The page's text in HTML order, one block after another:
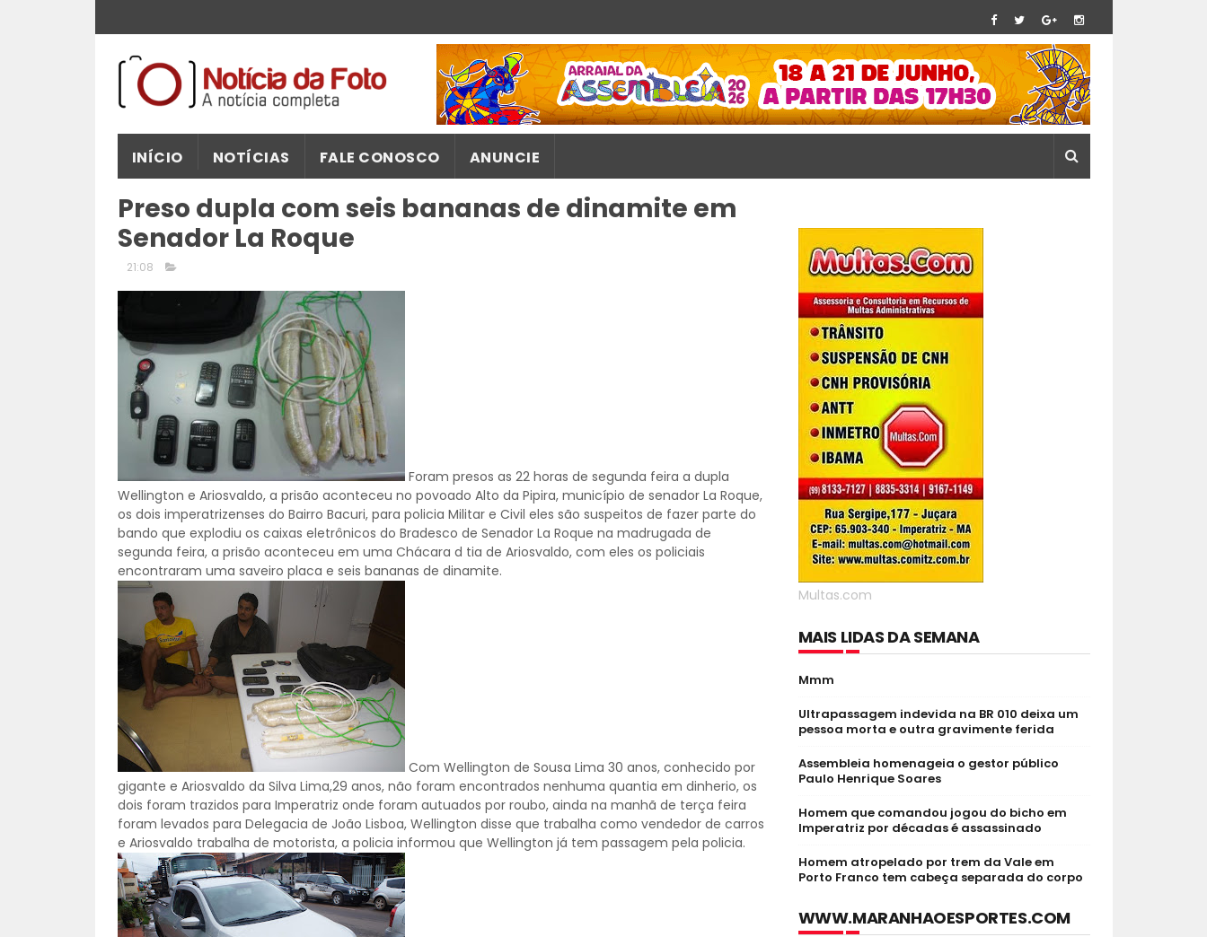
INÍCIO NOTÍCIAS FALE CONOSCO ANUNCIE
Preso dupla com seis bananas de dinamite em
Senador La Roque
21:08
Foram presos as 22 horas de segunda feira a dupla
Wellington e Ariosvaldo, a prisão aconteceu no povoado Alto da Pipira, município de senador La Roque,
os dois imperatrizenses do Bairro Bacuri, para policia Militar e Civil eles são suspeitos de fazer parte do
bando que explodiu os caixas eletrônicos do Bradesco de Senador La Roque na madrugada de
segunda feira, a prisão aconteceu em uma Chácara d tia de Ariosvaldo, com eles os policiais
encontraram uma saveiro placa e seis bananas de dinamite.
Com Wellington de Sousa Lima 30 anos, conhecido por
gigante e Ariosvaldo da Silva Lima,29 anos, não foram encontrados nenhuma quantia em dinherio, os
dois foram trazidos para Imperatriz onde foram autuados por roubo, ainda na manhã de terça feira
foram levados para Delegacia de João Lisboa, Wellington disse que trabalha como vendedor de carros
e Ariosvaldo trabalha de motorista, a policia informou que Wellington já tem passagem pela policia.
Multas.com
MAIS LIDAS DA SEMANA
Mmm
Ultrapassagem indevida na BR 010 deixa um
pessoa morta e outra gravimente ferida
Assembleia homenageia o gestor público
Paulo Henrique Soares
Homem que comandou jogou do bicho em
Imperatriz por décadas é assassinado
Homem atropelado por trem da Vale em
Porto Franco tem cabeça separada do corpo
WWW.MARANHAOESPORTES.COM